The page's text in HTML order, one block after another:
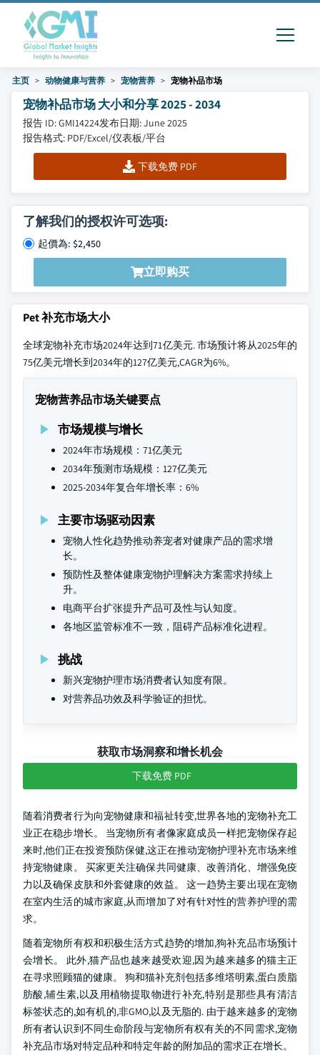
主页 动物健康与营养 宠物营养 宠物补品市场
宠物补品市场 大小和分享 2025 - 2034
报告 ID: GMI14224发布日期: June 2025
报告格式: PDF/Excel/仪表板/平台
下载免费 PDF
了解我们的授权许可选项:
起價為: $2,450
立即购买
Pet 补充市场大小
全球宠物补充市场2024年达到71亿美元. 市场预计将从2025年的
75亿美元增长到2034年的127亿美元,CAGR为6%。
宠物营养品市场关键要点
市场规模与增长
2024年市场规模：71亿美元
2034年预测市场规模：127亿美元
2025-2034年复合年增长率：6%
主要市场驱动因素
宠物人性化趋势推动养宠者对健康产品的需求增
长。
预防性及整体健康宠物护理解决方案需求持续上
升。
电商平台扩张提升产品可及性与认知度。
各地区监管标准不一致，阻碍产品标准化进程。
挑战
新兴宠物护理市场消费者认知度有限。
对营养品功效及科学验证的担忧。
获取市场洞察和增长机会
下载免费 PDF
随着消费者行为向宠物健康和福祉转变,世界各地的宠物补充工
业正在稳步增长。 当宠物所有者像家庭成员一样把宠物保存起
来时,他们正在投资预防保健,这正在推动宠物护理补充市场来维
持宠物健康。 买家更关注确保共同健康、改善消化、增强免疫
力以及确保皮肤和外套健康的效益。 这一趋势主要出现在宠物
在室内生活的城市家庭,从而增加了对有针对性的营养护理的需
求。
随着宠物所有权和积极生活方式趋势的增加,狗补充品市场预计
会增长。 此外,猫产品也越来越受欢迎,因为越来越多的猫主正
在寻求照顾猫的健康。 狗和猫补充剂包括多维塔明素,蛋白质脂
肪酸,辅生素,以及用植物提取物进行补充,特别是那些具有清洁
标签状态的,如有机的,非GMO,以及无脂的. 由于越来越多的宠物
所有者认识到不同生命阶段与宠物所有权有关的不同需求,宠物
补充品市场对特定品种和特定年龄的附加品的需求正在增长。